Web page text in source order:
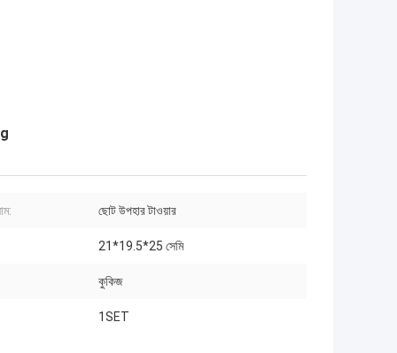
ছোট উপহার টাওয়ার
21*19.5*25 সেমি
কুকিজ
1SET